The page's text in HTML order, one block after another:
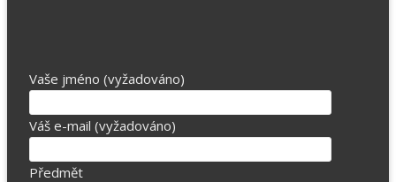
Vaše jméno (vyžadováno)
Váš e-mail (vyžadováno)
Předmět